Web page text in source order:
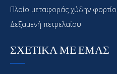
Πλοίο μεταφοράς χύδην
Δεξαμενή πετρελαίου
ΣΧΕΤΙΚΑ ΜΕ ΕΜΑΣ